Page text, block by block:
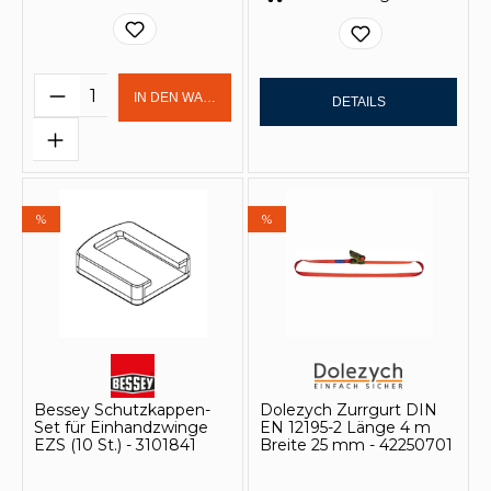
Produkt Anzahl: Gib den
IN DEN WARENKORB DETAILS
%
Bessey Schutzkappen-
Set für Einhandzwinge
EZS (10 St.) - 3101841
%
Dolezych Zurrgurt DIN
EN 12195-2 Länge 4 m
Breite 25 mm - 42250701